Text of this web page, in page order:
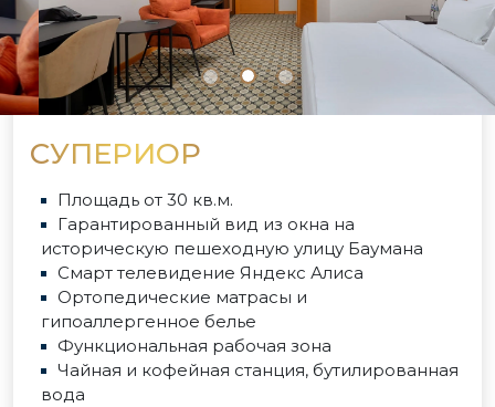
СУПЕРИОР
Площадь от 30 кв.м.
Гарантированный вид из окна на
историческую пешеходную улицу Баумана
Смарт телевидение Яндекс Алиса
Ортопедические матрасы и
гипоаллергенное белье
Функциональная рабочая зона
Чайная и кофейная станция, бутилированная
вода